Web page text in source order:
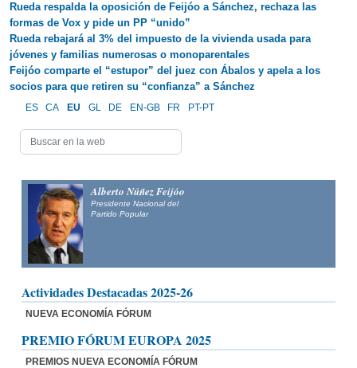
Rueda respalda la oposición de Feijóo a Sánchez, rechaza las
formas de Vox y pide un PP “unido”
Rueda rebajará al 3% del impuesto de la vivienda usada para
jóvenes y familias numerosas o monoparentales
Feijóo comparte el “estupor” del juez con Ábalos y apela a los
socios para que retiren su “confianza” a Sánchez
ES CA EU GL DE EN-GB FR PT-PT
Alberto Núñez Feijóo
Presidente Nacional del
Partido Popular
Actividades Destacadas 2025-26
NUEVA ECONOMÍA FÓRUM
PREMIO FÓRUM EUROPA 2025
PREMIOS NUEVA ECONOMÍA FÓRUM